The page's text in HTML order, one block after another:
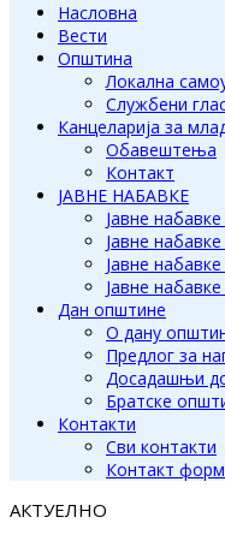
Насловна
Вести
Општина
Локална
Службени
Канцеларија за
Обавештења
Контакт
ЈАВНЕ НАБАВКЕ
Јавне набавке
Јавне
Јавне
Јавне
Дан општине
О дану
Предлог за
Досадашњи
Братске
Контакти
Сви контакти
Контакт
АКТУЕЛНО